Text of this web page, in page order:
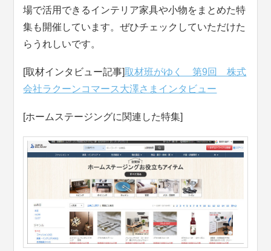
場で活用できるインテリア家具や小物をまとめた特
集も開催しています。ぜひチェックしていただけた
らうれしいです。
[取材インタビュー記事]取材班がゆく 第9回 株式
会社ラクーンコマース大澤さまインタビュー
[ホームステージングに関連した特集]